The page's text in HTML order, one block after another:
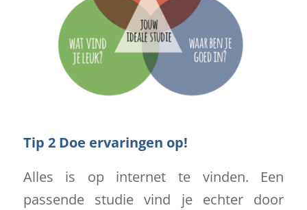
Tip 2 Doe ervaringen op!
Alles is op internet te vinden. Een
passende studie vind je echter door